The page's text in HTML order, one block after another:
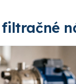
filtračné